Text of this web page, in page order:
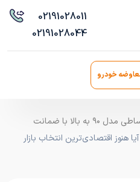
02191028011
02191028044
خودرو
خودرو شاپ، خرید و فروش خودرو اقساطی مدل ۹۰ به بالا با ضمانت
۲ مدل ۱۴۰۰؛ آیا هنوز اقتصادی‌ترین انتخاب بازار